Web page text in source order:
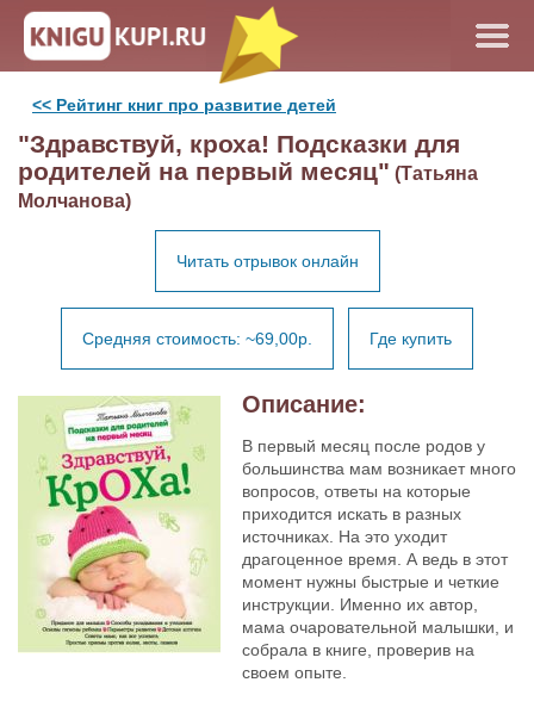
<< Рейтинг книг про развитие детей
"Здравствуй, кроха! Подсказки для
родителей на первый месяц" (Татьяна
Молчанова)
Читать отрывок онлайн
Средняя стоимость: ~69,00р. Где купить
Описание:
В первый месяц после родов у
большинства мам возникает много
вопросов, ответы на которые
приходится искать в разных
источниках. На это уходит
драгоценное время. А ведь в этот
момент нужны быстрые и четкие
инструкции. Именно их автор,
мама очаровательной малышки, и
собрала в книге, проверив на
своем опыте.